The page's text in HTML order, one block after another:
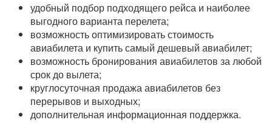
удобный подбор подходящего рейса и наиболее
выгодного варианта перелета;
возможность оптимизировать стоимость
авиабилета и купить самый дешевый авиабилет;
возможность бронирования авиабилетов за любой
срок до вылета;
круглосуточная продажа авиабилетов без
перерывов и выходных;
дополнительная информационная поддержка.